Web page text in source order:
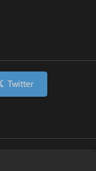
Twitter